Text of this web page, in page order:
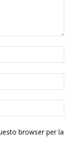
browser per la